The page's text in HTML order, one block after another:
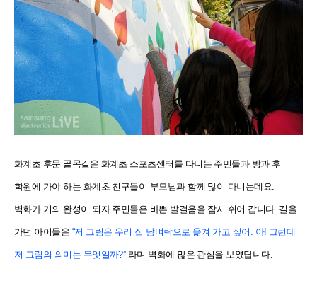
화계초 후문 골목길은 화계초 스포츠센터를 다니는 주민들과 방과 후
학원에 가야 하는 화계초 친구들이 부모님과 함께 많이 다니는데요.
벽화가 거의 완성이 되자 주민들은 바쁜 발걸음을 잠시 쉬어 갑니다. 길을
가던 아이들은 “저 그림은 우리 집 담벼락으로 옮겨 가고 싶어. 아! 그런데
저 그림의 의미는 무엇일까?” 라며 벽화에 많은 관심을 보였답니다.